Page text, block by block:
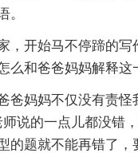
。
，开始马不停蹄的写
么和爸爸妈妈解释这
爸妈妈不仅没有责怪
说的一点儿都没错
的题就不能再错了，